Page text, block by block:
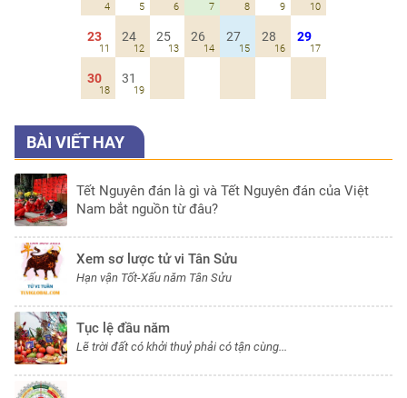
4 5 6 7 8 9 10
23
11
24
12
25
13
26
14
27
15
28
16
29
17
30
18
31
19
BÀI VIẾT HAY
Tết Nguyên đán là gì và Tết Nguyên đán của Việt
Nam bắt nguồn từ đâu?
Xem sơ lược tử vi Tân Sửu
Hạn vận Tốt-Xấu năm Tân Sửu
Tục lệ đầu năm
Lẽ trời đất có khởi thuỷ phải có tận cùng...